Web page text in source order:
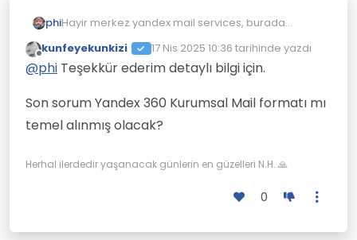
phiHayir merkez yandex mail services, burada
kullanici da oluyor. ben sadece sizlere
efelsefe.comdomaini kullanma izni saglamis
uzerinden gidip geliyor.
Çevrimdışı
kunfeyekunkizi 17 Nis 2025 10:36 tarihinde yazdı
Son düzenleyen:
@phi Teşekkür ederim detaylı bilgi için.
Son sorum Yandex 360 Kurumsal Mail formatı mı
temel alınmış olacak?
Herhal ilerdedir yaşanacak günlerin en güzelleri N.H. 🙏
0